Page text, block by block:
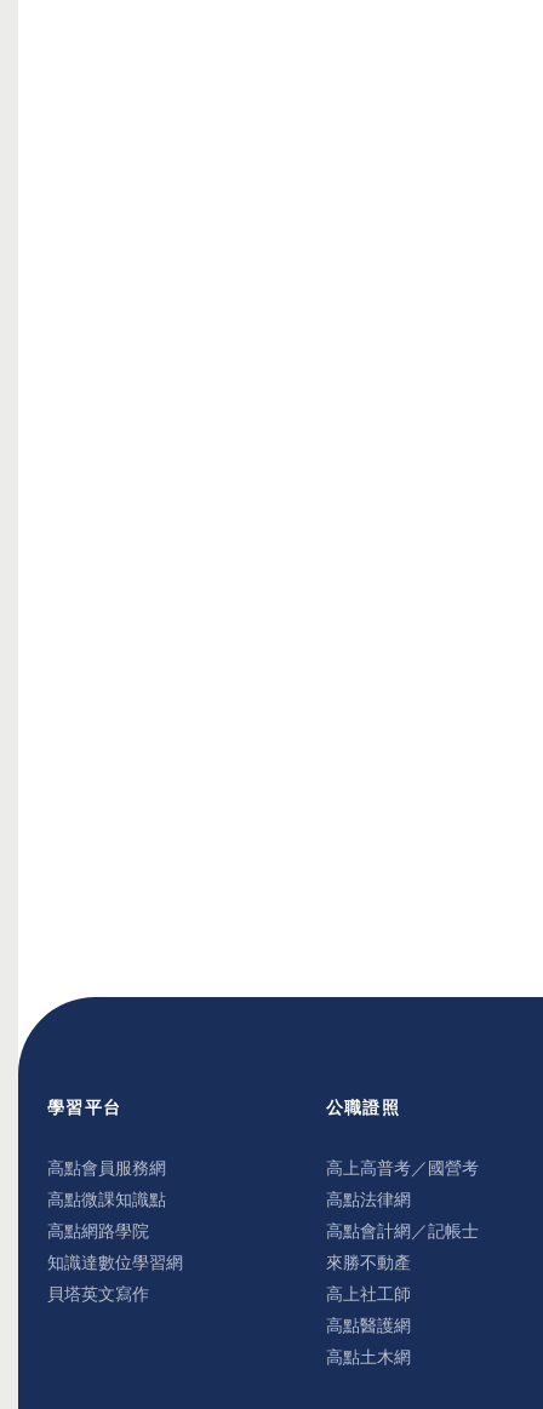
學習平台
高點會員服務網
高點微課知識點
高點網路學院
知識達數位學習網
貝塔英文寫作
公職證照
高上高普考／國營考
高點法律網
高點會計網／記帳士
來勝不動產
高上社工師
高點醫護網
高點土木網